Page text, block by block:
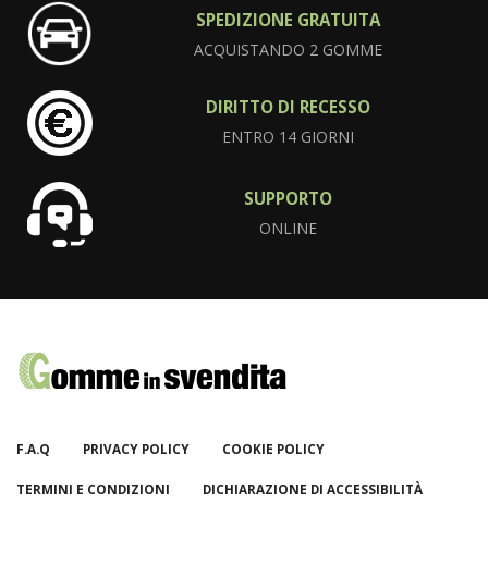
SPEDIZIONE GRATUITA
ACQUISTANDO 2 GOMME
DIRITTO DI RECESSO
ENTRO 14 GIORNI
SUPPORTO
ONLINE
F.A.Q PRIVACY POLICY COOKIE POLICY
TERMINI E CONDIZIONI DICHIARAZIONE DI ACCESSIBILITÀ